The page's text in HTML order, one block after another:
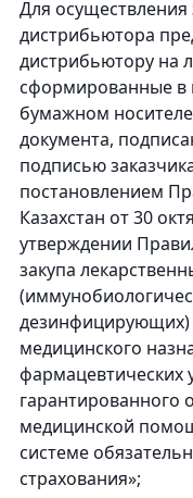
Для осуществления
дистрибьютора
дистрибьютору на
сформированные в
бумажном
документа,
подписью
постановлением
Казахстан от 30
утверждении
закупа
дезинфицирующих)
медицинского
фармацевтических
гарантированного
медицинской
системе
страхования»;